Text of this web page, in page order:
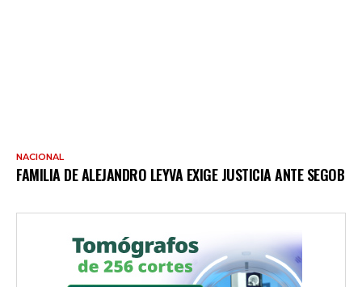
NACIONAL
FAMILIA DE ALEJANDRO LEYVA EXIGE JUSTICIA ANTE SEGOB